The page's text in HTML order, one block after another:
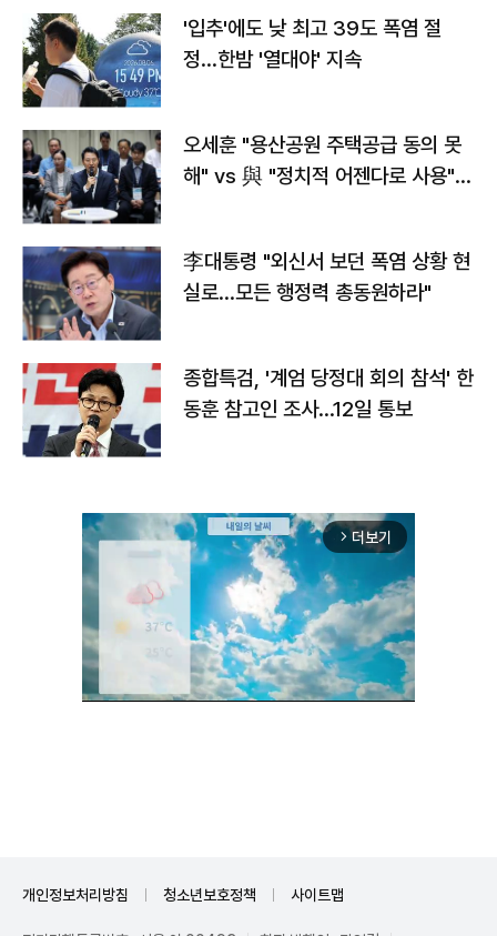
'입추'에도 낮 최고 39도 폭염 절
정…한밤 '열대야' 지속
오세훈 "용산공원 주택공급 동의 못
해" vs 與 "정치적 어젠다로 사용"
李대통령 "외신서 보던 폭염 상황 현
실로…모든 행정력 총동원하라"
종합특검, '계엄 당정대 회의 참석' 한
동훈 참고인 조사...12일 통보
arrow_forward_ios 더보기
개인정보처리방침 청소년보호정책 사이트맵